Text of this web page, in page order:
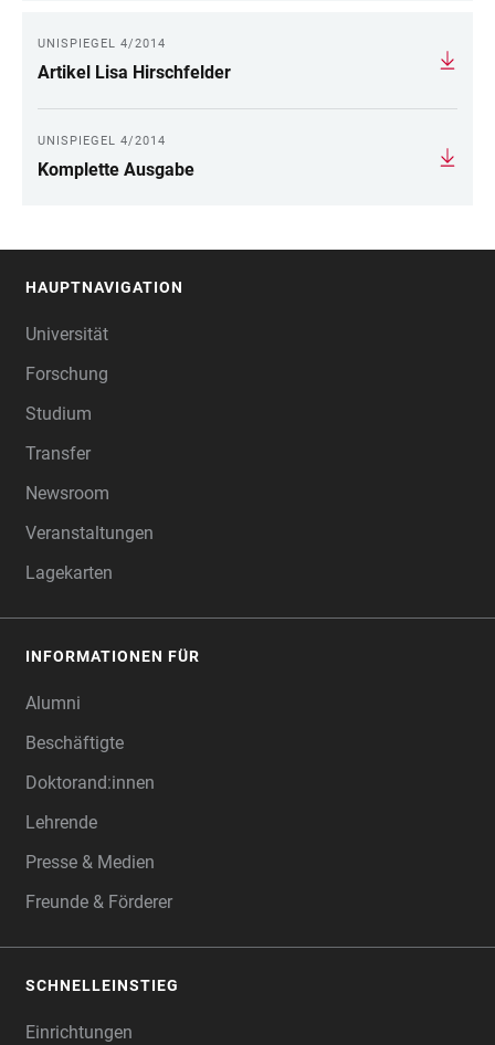
UNISPIEGEL 4/2014
Artikel Lisa Hirschfelder
UNISPIEGEL 4/2014
Komplette Ausgabe
HAUPTNAVIGATION
Universität
Forschung
Studium
Transfer
Newsroom
Veranstaltungen
Lagekarten
INFORMATIONEN FÜR
Alumni
Beschäftigte
Doktorand:innen
Lehrende
Presse & Medien
Freunde & Förderer
SCHNELLEINSTIEG
Einrichtungen